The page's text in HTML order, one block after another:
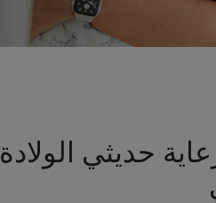
حديثي الولادة